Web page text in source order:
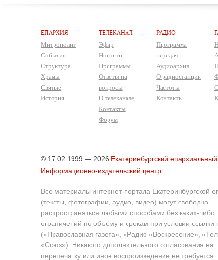
ЕПАРХИЯ
Митрополит
События
Структура
Храмы
Святые
История
ТЕЛЕКАНАЛ
Эфир
Новости
Программы
Ответы на
вопросы
О телеканале
Контакты
Форум
РАДИО
Программа
передач
Аудиоархив
О радиостанции
Частоты
Контакты
© 17.02.1999 — 2026 Екатеринбургский епархиальный
Информационно-издательский центр
Все материалы интернет-портала Екатеринбургской
(тексты, фотографии, аудио, видео) могут свободно
распространяться любыми способами без каких-либо
ограничений по объёму и срокам при условии ссылки
(«Православная газета», «Радио «Воскресение»,
«Союз»). Никакого дополнительного согласования на
перепечатку или иное воспроизведение не требуется.